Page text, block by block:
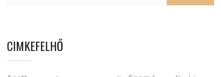
CIMKEFELHŐ